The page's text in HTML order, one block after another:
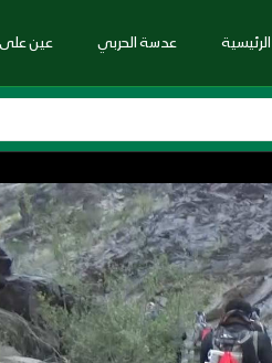
الرئيسية عدسة الحربي عين على